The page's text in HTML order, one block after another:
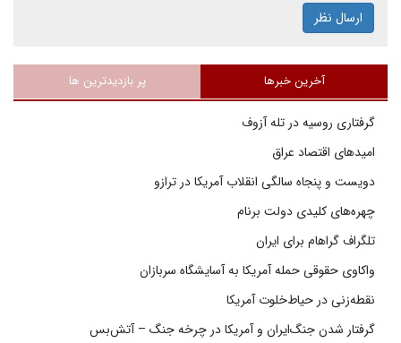
ارسال نظر
آخرین خبرها پر بازدیدترین ها
گرفتاری روسیه در تله آزوف
امیدهای اقتصاد عراق
دویست و پنجاه سالگی انقلاب آمریکا در ترازو
چهره‌های کلیدی دولت برنام
تلگراف گراهام برای ایران
واکاوی حقوقی حمله آمریکا به آسایشگاه سربازان
نقطه‌زنی در حیاط‌خلوت آمریکا
گرفتار شدن جنگ‌ایران و آمریکا در چرخه جنگ – آتش‌بس